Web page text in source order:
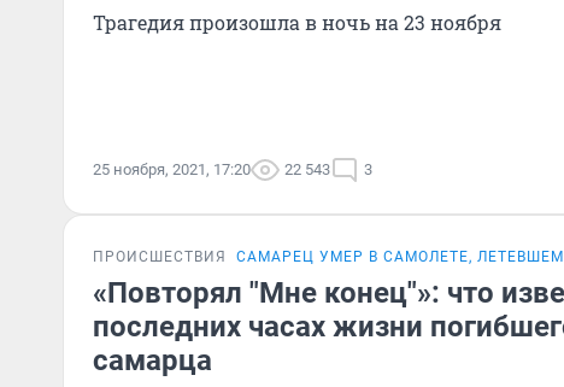
Трагедия произошла в ночь на 23 ноября
25 ноября, 2021, 17:20 22 543 3
ПРОИСШЕСТВИЯ САМАРЕЦ УМЕР В САМОЛЕТЕ,
«Повторял "Мне конец"»: что
последних часах жизни
самарца